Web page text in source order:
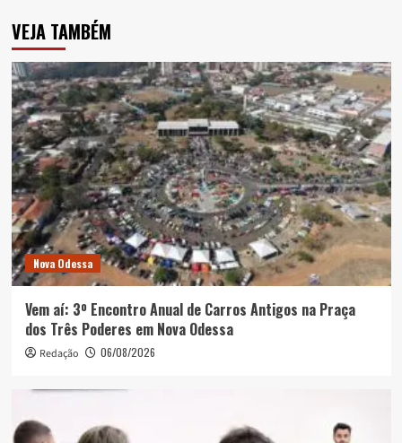
VEJA TAMBÉM
Nova Odessa
Vem aí: 3º Encontro Anual de Carros Antigos na Praça
dos Três Poderes em Nova Odessa
Redação 06/08/2026